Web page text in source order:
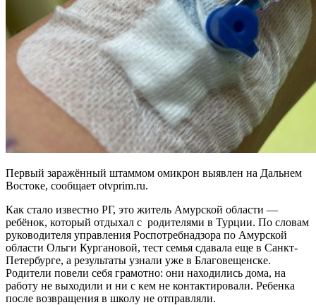
Первый заражённый штаммом омикрон выявлен на Дальнем
Востоке, сообщает otvprim.ru.
Как стало известно РГ, это житель Амурской области —
ребёнок, который отдыхал с родителями в Турции. По словам
руководителя управления Роспотребнадзора по Амурской
области Ольги Кургановой, тест семья сдавала еще в Санкт-
Петербурге, а результаты узнали уже в Благовещенске.
Родители повели себя грамотно: они находились дома, на
работу не выходили и ни с кем не контактировали. Ребенка
после возвращения в школу не отправляли.